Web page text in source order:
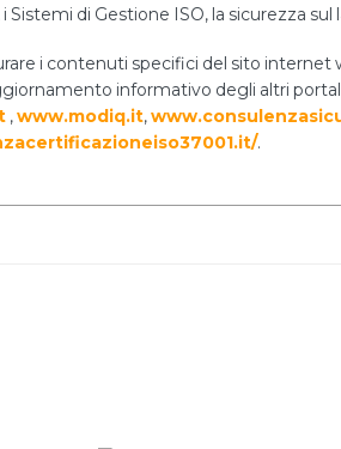
Sistemi di Gestione ISO, la sicurezza
i contenuti specifici del sito
informativo degli altri
,www.modiq.it,
.